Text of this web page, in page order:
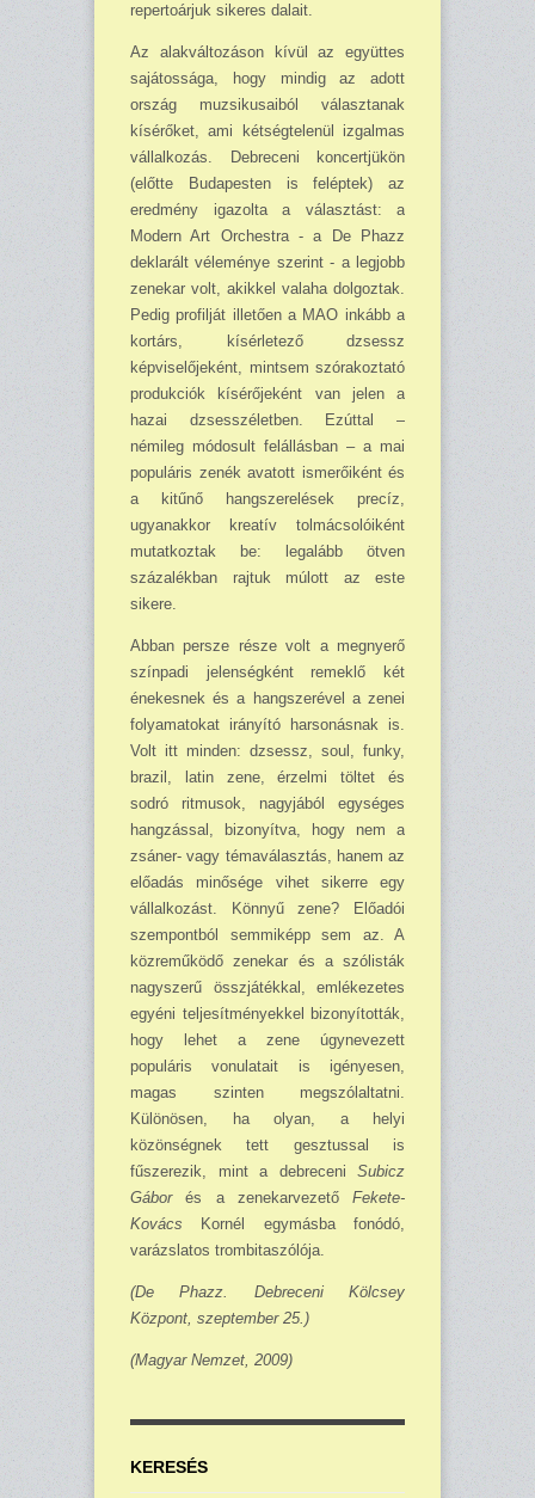
repertoárjuk sikeres dalait.
Az alakváltozáson kívül az együttes
sajátossága, hogy mindig az adott
ország muzsi­ku­sa­iból választanak
kísérőket, ami kétségtelenül izgalmas
vállalkozás. Debreceni koncertjükön
(előtte Budapesten is feléptek) az
eredmény igazolta a választást: a
Modern Art Orchestra - a De Phazz
deklarált véleménye szerint - a legjobb
zenekar volt, akikkel valaha dolgoztak.
Pedig profilját illetően a MAO inkább a
kortárs, kísérletező dzsessz
képviselőjeként, mintsem szórakoztató
produkciók kísérőjeként van jelen a
hazai dzsesszéletben. Ezúttal –
némileg módosult felállásban – a mai
populáris zenék avatott ismerőiként és
a kitűnő hangszerelések precíz,
ugyanakkor kreatív tolmácsolóiként
mutatkoztak be: legalább ötven
százalékban rajtuk múlott az este
sikere.
Abban persze része volt a megnyerő
színpadi jelenségként remeklő két
énekesnek és a hangszerével a zenei
folyamatokat irányító harsonásnak is.
Volt itt minden: dzsessz, soul, funky,
brazil, latin zene, érzelmi töltet és
sodró ritmusok, nagyjából egységes
hangzással, bi­zonyítva, hogy nem a
zsáner- vagy témaválasztás, hanem az
előadás minősége vihet sikerre egy
vállalkozást. Könnyű zene? Előadói
szempontból semmiképp sem az. A
közreműködő ze­nekar és a szólisták
nagyszerű összjátékkal, emlékezetes
egyéni teljesítményekkel bizo­nyí­tották,
hogy lehet a zene úgynevezett
populáris vonulatait is igényesen,
magas szinten meg­szólaltatni.
Különösen, ha olyan, a helyi
közönségnek tett gesztussal is
fűszerezik, mint a deb­receni Subicz
Gáborés a zenekarvezető Fekete-
Kovács Kornél egymásba fonódó,
varázslatos trombitaszólója.
(De Phazz. Debreceni Kölcsey
Központ, szeptember 25.)
(Magyar Nemzet, 2009)
KERESÉS